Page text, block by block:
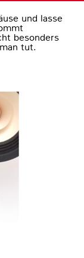
und lasse
besonders
tut.